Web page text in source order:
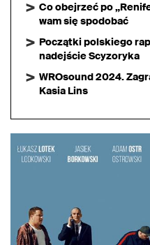
Co obejrzeć po
wam się spodobać
Początki polskiego
nadejście Scyzoryka
WROsound 2024.
Kasia Lins